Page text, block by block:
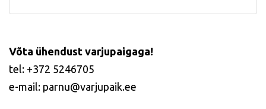
Võta ühendust varjupaigaga!
tel: +372 5246705
e-mail: parnu@varjupaik.ee